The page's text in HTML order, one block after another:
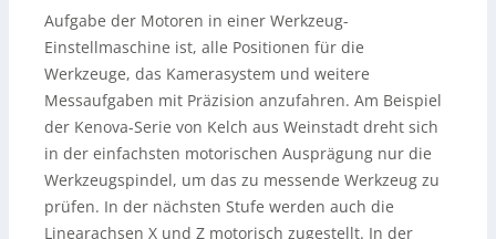
Aufgabe der Motoren in einer Werkzeug-
Einstellmaschine ist, alle Positionen für die
Werkzeuge, das Kamerasystem und weitere
Messaufgaben mit Präzision anzufahren. Am Beispiel
der Kenova-Serie von Kelch aus Weinstadt dreht sich
in der einfachsten motorischen Ausprägung nur die
Werkzeugspindel, um das zu messende Werkzeug zu
prüfen. In der nächsten Stufe werden auch die
Linearachsen X und Z motorisch zugestellt. In der